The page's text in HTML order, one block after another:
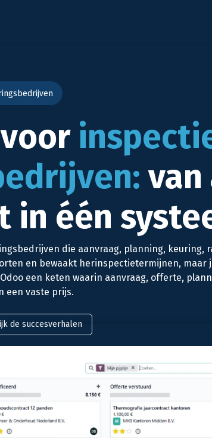
in één
die aanvraag, planning, keuring,
en bewaakt herinspectietermijnen,
een keten waarin aanvraag, offerte,
een vaste prijs.
de succesverhalen